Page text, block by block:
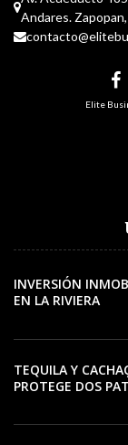
Andares.
Elite
INVERSIÓN
EN LA RIVIERA
TEQUILA Y
PROTEGE DOS